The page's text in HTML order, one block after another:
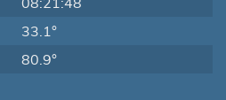
33.1°
80.9°